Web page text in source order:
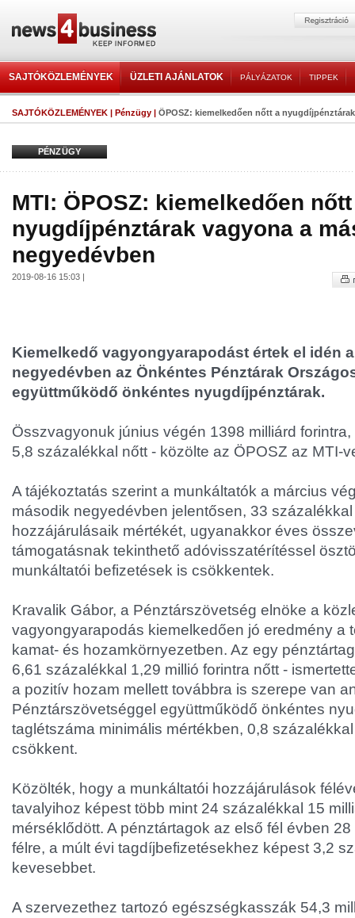
SAJTÓKÖZLEMÉNYEK ÜZLETI AJÁNLATOK PÁLYÁZATOK TIPPEK
SAJTÓKÖZLEMÉNYEK | Pénzügy | ÖPOSZ: kiemelkedően nőtt a
PÉNZÜGY
MTI: ÖPOSZ: kiemelkedően
nyugdíjpénztárak vagyona a
negyedévben
2019-08-16 15:03 |
Kiemelkedő vagyongyarapodást értek el idén
negyedévben az Önkéntes Pénztárak
együttműködő önkéntes nyugdíjpénztárak.
Összvagyonuk június végén 1398 milliárd
5,8 százalékkal nőtt - közölte az ÖPOSZ az MTI-
A tájékoztatás szerint a munkáltatók a március
második negyedévben jelentősen, 33
hozzájárulásaik mértékét, ugyanakkor éves
támogatásnak tekinthető adóvisszatérítéssel
munkáltatói befizetések is csökkentek.
Kravalik Gábor, a Pénztárszövetség elnöke a
vagyongyarapodás kiemelkedően jó eredmény a
kamat- és hozamkörnyezetben. Az egy
6,61 százalékkal 1,29 millió forintra nőtt -
a pozitív hozam mellett továbbra is szerepe van
Pénztárszövetséggel együttműködő önkéntes
taglétszáma minimális mértékben, 0,8
csökkent.
Közölték, hogy a munkáltatói hozzájárulások
tavalyihoz képest több mint 24 százalékkal 15
mérséklődött. A pénztártagok az első fél évben
félre, a múlt évi tagdíjbefizetésekhez képest 3,2
kevesebbet.
A szervezethez tartozó egészségkasszák 54,3